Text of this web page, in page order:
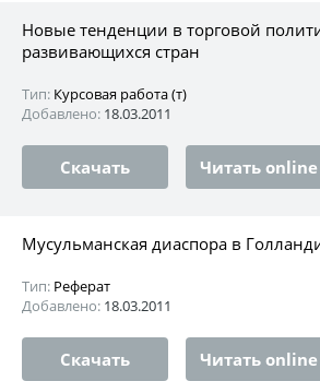
Новые тенденции в торговой
развивающихся стран
Тип: Курсовая работа (т)
Добавлено: 18.03.2011
Скачать Читать online
Мусульманская диаспора в
Тип: Реферат
Добавлено: 18.03.2011
Скачать Читать online